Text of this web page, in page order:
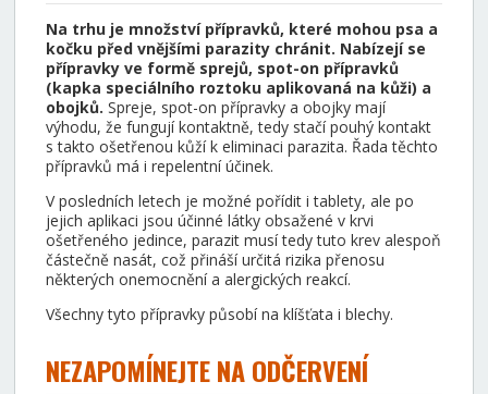
Na trhu je množství přípravků, které mohou psa a
kočku před vnějšími parazity chránit. Nabízejí se
přípravky ve formě sprejů, spot-on přípravků
(kapka speciálního roztoku aplikovaná na kůži) a
obojků. Spreje, spot-on přípravky a obojky mají
výhodu, že fungují kontaktně, tedy stačí pouhý kontakt
s takto ošetřenou kůží k eliminaci parazita. Řada těchto
přípravků má i repelentní účinek.
V posledních letech je možné pořídit i tablety, ale po
jejich aplikaci jsou účinné látky obsažené v krvi
ošetřeného jedince, parazit musí tedy tuto krev alespoň
částečně nasát, což přináší určitá rizika přenosu
některých onemocnění a alergických reakcí.
Všechny tyto přípravky působí na klíšťata i blechy.
NEZAPOMÍNEJTE NA ODČERVENÍ